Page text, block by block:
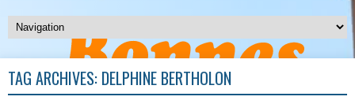
TAG ARCHIVES: DELPHINE BERTHOLON